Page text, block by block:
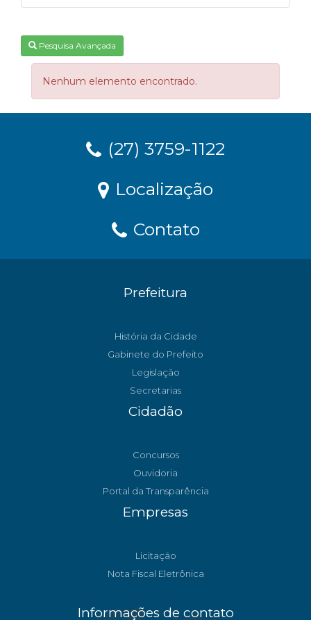
Pesquisa Avançada
Nenhum elemento encontrado.
(27) 3759-1122
Localização
Contato
Prefeitura
História da Cidade
Gabinete do Prefeito
Legislação
Secretarias
Cidadão
Concursos
Ouvidoria
Portal da Transparência
Empresas
Licitação
Nota Fiscal Eletrônica
Informações de contato